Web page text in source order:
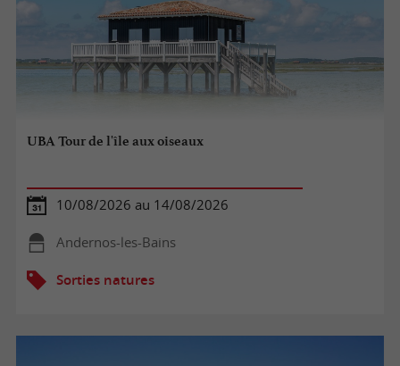
UBA Tour de l'île aux oiseaux
10/08/2026 au 14/08/2026
Andernos-les-Bains
Sorties natures